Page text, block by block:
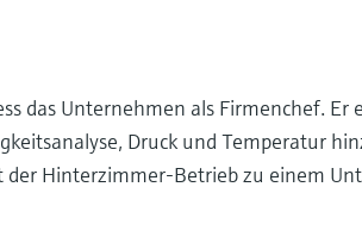
das Unternehmen als Firmenchef.
Druck und Temperatur
der Hinterzimmer-Betrieb zu einem